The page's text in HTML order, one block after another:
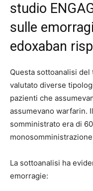
studio
sulle
edoxaban
Questa sottoanalisi del
valutato diverse
pazienti che
assumevano warfarin.
somministrato era di
La sottoanalisi ha
emorragie: